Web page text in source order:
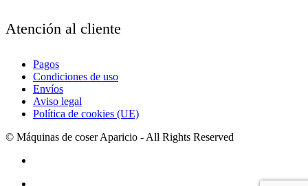
Atención al cliente
Pagos
Condiciones de uso
Envíos
Aviso legal
Política de cookies (UE)
© Máquinas de coser Aparicio - All Rights Reserved